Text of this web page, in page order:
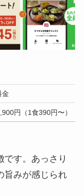
金
円（1食390円〜）
です。あっさり
旨みが感じられ